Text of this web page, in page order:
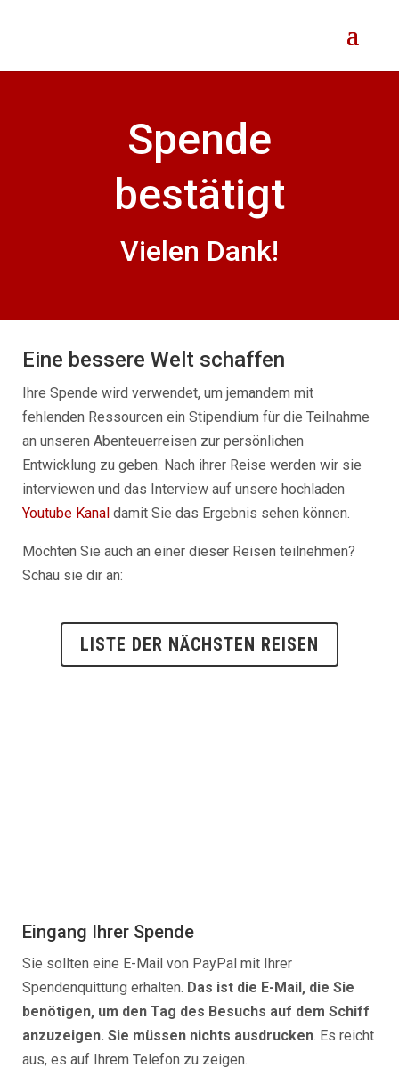
Spende
bestätigt
Vielen Dank!
Eine bessere Welt schaffen
Ihre Spende wird verwendet, um jemandem mit
fehlenden Ressourcen ein Stipendium für die Teilnahme
an unseren Abenteuerreisen zur persönlichen
Entwicklung zu geben. Nach ihrer Reise werden wir sie
interviewen und das Interview auf unsere hochladen
Youtube Kanaldamit Sie das Ergebnis sehen können.
Möchten Sie auch an einer dieser Reisen teilnehmen?
Schau sie dir an:
LISTE DER NÄCHSTEN REISEN
Eingang Ihrer Spende
Sie sollten eine E-Mail von PayPal mit Ihrer
Spendenquittung erhalten. Das ist die E-Mail, die Sie
benötigen, um den Tag des Besuchs auf dem Schiff
anzuzeigen. Sie müssen nichts ausdrucken. Es reicht
aus, es auf Ihrem Telefon zu zeigen.